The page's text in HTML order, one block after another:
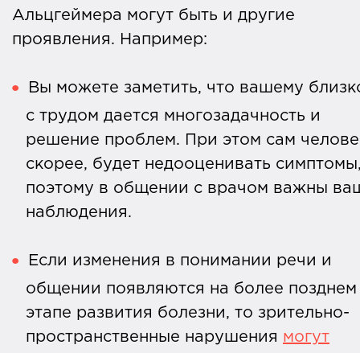
Альцгеймера могут быть и другие
проявления. Например:
Вы можете заметить, что вашему
с трудом дается многозадачность и
решение проблем. При этом сам
скорее, будет недооценивать
поэтому в общении с врачом важны
наблюдения.
Если изменения в понимании речи и
общении появляются на более позднем
этапе развития болезни, то зрительно-
пространственные нарушения могут